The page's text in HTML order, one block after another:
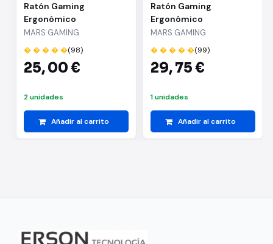
Ratón Gaming
Ergonómico
Inalámbrico Mars
Gaming MM-SK/ Hasta
8400 DPI
MARS GAMING
� � � � �(98)
25,00 €
2 unidades
Añadir al carrito
Ratón Gaming
Ergonómico
Inalámbrico Mars
Gaming MM-SK/ Hasta
8400 DPI/ Blanco
MARS GAMING
� � � � �(99)
29,75 €
1 unidades
Añadir al carrito